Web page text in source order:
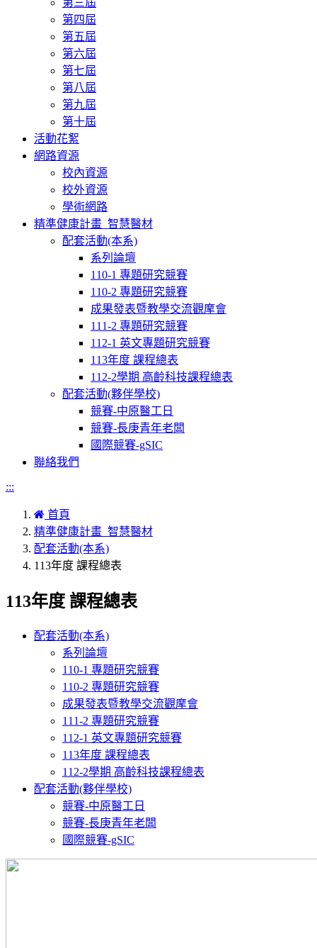
第四屆
第五屆
第六屆
第七屆
第八屆
第九屆
第十屆
活動花絮
網路資源
校內資源
校外資源
學術網路
精準健康計畫_智慧醫材
配套活動(本系)
系列論壇
110-1 專題研究競賽
110-2 專題研究競賽
成果發表暨教學交流觀摩會
111-2 專題研究競賽
112-1 英文專題研究競賽
113年度 課程總表
112-2學期 高齡科技課程總表
配套活動(夥伴學校)
競賽-中原醫工日
競賽-長庚青年老闆
國際競賽-gSIC
聯絡我們
:::
首頁
精準健康計畫_智慧醫材
配套活動(本系)
113年度 課程總表
113年度 課程總表
配套活動(本系)
系列論壇
110-1 專題研究競賽
110-2 專題研究競賽
成果發表暨教學交流觀摩會
111-2 專題研究競賽
112-1 英文專題研究競賽
113年度 課程總表
112-2學期 高齡科技課程總表
配套活動(夥伴學校)
競賽-中原醫工日
競賽-長庚青年老闆
國際競賽-gSIC